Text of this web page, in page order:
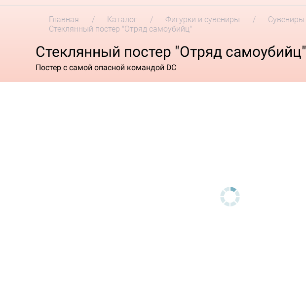
Главная Каталог Фигурки и сувениры Сувениры
Стеклянный постер "Отряд самоубийц"
Стеклянный постер "Отряд самоубийц"
Постер с самой опасной командой DC